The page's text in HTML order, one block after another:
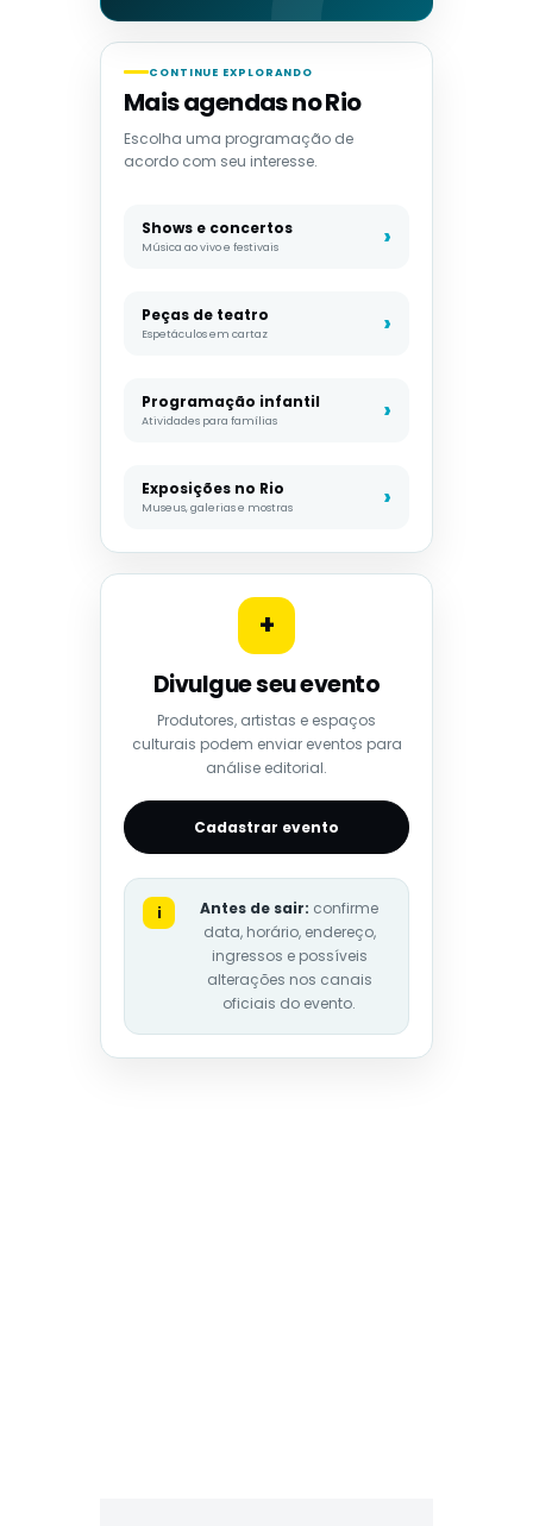
CONTINUE EXPLORANDO
Mais agendas no Rio
Escolha uma programação de
acordo com seu interesse.
Shows e concertos
Música ao vivo e festivais
Peças de teatro
Espetáculos em cartaz
Programação infantil
Atividades para famílias
Exposições no Rio
Museus, galerias e mostras
+
Divulgue seu evento
Produtores, artistas e espaços
culturais podem enviar eventos para
análise editorial.
Cadastrar evento
i Antes de sair: confirme
data, horário, endereço,
ingressos e possíveis
alterações nos canais
oficiais do evento.